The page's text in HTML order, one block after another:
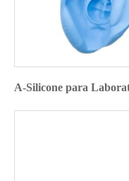
A-Silicone para